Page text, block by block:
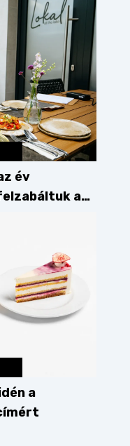
év
a
a